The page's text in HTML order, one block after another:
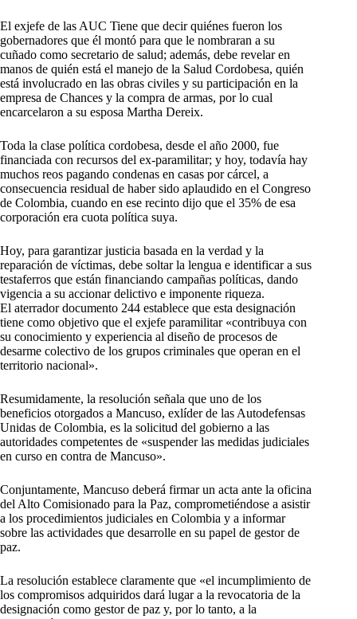
El exjefe de las AUC Tiene que decir quiénes fueron los
gobernadores que él montó para que le nombraran a su
cuñado como secretario de salud; además, debe revelar en
manos de quién está el manejo de la Salud Cordobesa, quién
está involucrado en las obras civiles y su participación en la
empresa de Chances y la compra de armas, por lo cual
encarcelaron a su esposa Martha Dereix.
Toda la clase política cordobesa, desde el año 2000, fue
financiada con recursos del ex-paramilitar; y hoy, todavía hay
muchos reos pagando condenas en casas por cárcel, a
consecuencia residual de haber sido aplaudido en el Congreso
de Colombia, cuando en ese recinto dijo que el 35% de esa
corporación era cuota política suya.
Hoy, para garantizar justicia basada en la verdad y la
reparación de víctimas, debe soltar la lengua e identificar a sus
testaferros que están financiando campañas políticas, dando
vigencia a su accionar delictivo e imponente riqueza.
El aterrador documento 244 establece que esta designación
tiene como objetivo que el exjefe paramilitar «contribuya con
su conocimiento y experiencia al diseño de procesos de
desarme colectivo de los grupos criminales que operan en el
territorio nacional».
Resumidamente, la resolución señala que uno de los
beneficios otorgados a Mancuso, exlíder de las Autodefensas
Unidas de Colombia, es la solicitud del gobierno a las
autoridades competentes de «suspender las medidas judiciales
en curso en contra de Mancuso».
Conjuntamente, Mancuso deberá firmar un acta ante la oficina
del Alto Comisionado para la Paz, comprometiéndose a asistir
a los procedimientos judiciales en Colombia y a informar
sobre las actividades que desarrolle en su papel de gestor de
paz.
La resolución establece claramente que «el incumplimiento de
los compromisos adquiridos dará lugar a la revocatoria de la
designación como gestor de paz y, por lo tanto, a la